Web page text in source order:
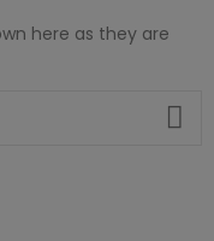
here as they are